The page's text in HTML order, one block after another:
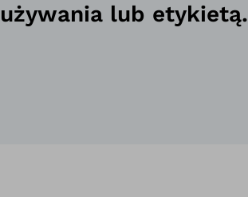
używania lub etykietą.